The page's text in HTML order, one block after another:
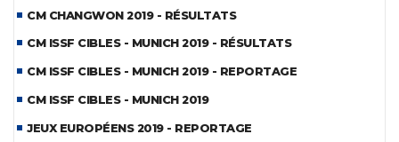
CM CHANGWON 2019 - RÉSULTATS
CM ISSF CIBLES - MUNICH 2019 - RÉSULTATS
CM ISSF CIBLES - MUNICH 2019 - REPORTAGE
CM ISSF CIBLES - MUNICH 2019
JEUX EUROPÉENS 2019 - REPORTAGE